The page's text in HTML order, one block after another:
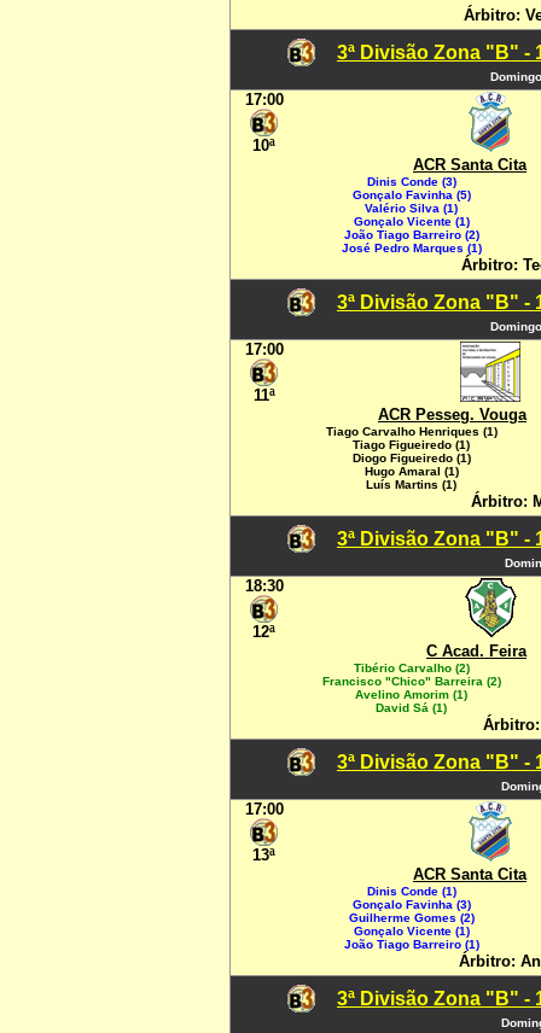
Árbitro:
3ª Divisão Zona "B" -
17:00
10ª
ACR Santa Cita
Dinis Conde (3)
Gonçalo Favinha (5)
Valério Silva (1)
Gonçalo Vicente (1)
João Tiago Barreiro (2)
José Pedro Marques (1)
Árbitro:
3ª Divisão Zona "B" -
17:00
11ª
ACR Pesseg. Vouga
Tiago Carvalho Henriques (1)
Tiago Figueiredo (1)
Diogo Figueiredo (1)
Hugo Amaral (1)
Luís Martins (1)
Árbitro:
3ª Divisão Zona "B" -
18:30
12ª
C Acad. Feira
Tibério Carvalho (2)
Francisco "Chico" Barreira (2)
Avelino Amorim (1)
David Sá (1)
3ª Divisão Zona "B" -
17:00
13ª
ACR Santa Cita
Dinis Conde (1)
Gonçalo Favinha (3)
Guilherme Gomes (2)
Gonçalo Vicente (1)
João Tiago Barreiro (1)
Árbitro:
3ª Divisão Zona "B" -